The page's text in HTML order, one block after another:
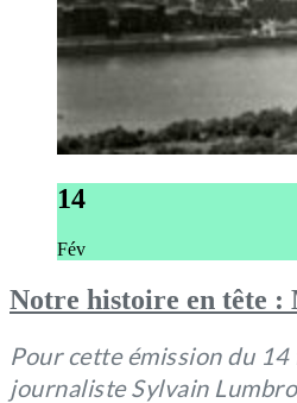
14
Fév
Notre histoire en tête
Pour cette émission du
journaliste Sylvain